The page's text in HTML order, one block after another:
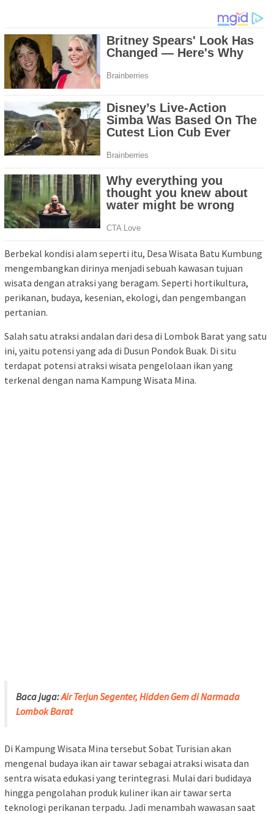
Berbekal kondisi alam seperti itu, Desa Wisata Batu Kumbung
mengembangkan dirinya menjadi sebuah kawasan tujuan
wisata dengan atraksi yang beragam. Seperti hortikultura,
perikanan, budaya, kesenian, ekologi, dan pengembangan
pertanian.
Salah satu atraksi andalan dari desa di Lombok Barat yang satu
ini, yaitu potensi yang ada di Dusun Pondok Buak. Di situ
terdapat potensi atraksi wisata pengelolaan ikan yang
terkenal dengan nama Kampung Wisata Mina.
Baca juga:Air Terjun Segenter, Hidden Gem di Narmada
Lombok Barat
Di Kampung Wisata Mina tersebut Sobat Turisian akan
mengenal budaya ikan air tawar sebagai atraksi wisata dan
sentra wisata edukasi yang terintegrasi. Mulai dari budidaya
hingga pengolahan produk kuliner ikan air tawar serta
teknologi perikanan terpadu. Jadi menambah wawasan saat